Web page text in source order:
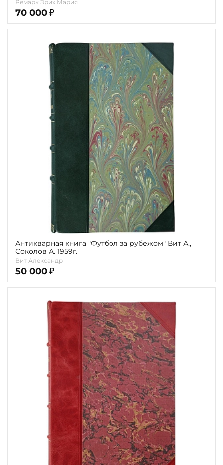
Ремарк Эрих Мария
70 000 ₽
Антикварная книга "Футбол за рубежом" Вит А.,
Соколов А. 1959г.
Вит Александр
50 000 ₽